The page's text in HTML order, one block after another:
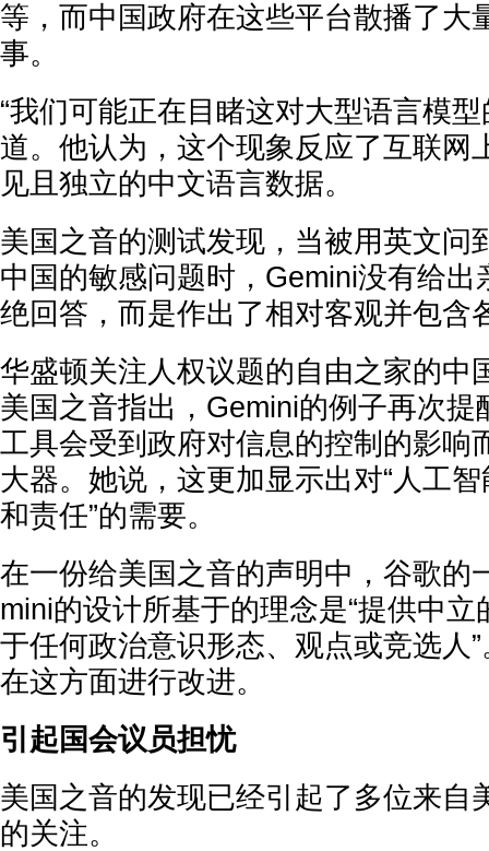
等，而中国政府在这些平台散播了大
事。
“我们可能正在目睹这对大型语言模
道。他认为，这个现象反应了互联网
见且独立的中文语言数据。
美国之音的测试发现，当被用英文问
中国的敏感问题时，Gemini没有给出
绝回答，而是作出了相对客观并包含
华盛顿关注人权议题的自由之家的中
美国之音指出，Gemini的例子再次提
工具会受到政府对信息的控制的影响
大器。她说，这更加显示出对“人工
和责任”的需要。
在一份给美国之音的声明中，谷歌的
mini的设计所基于的理念是“提供中
于任何政治意识形态、观点或竞选人
在这方面进行改进。
引起国会议员担忧
美国之音的发现已经引起了多位来自
的关注。